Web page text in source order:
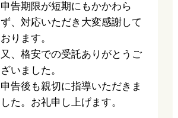
申告期限が短期にもかかわら
ず、対応いただき大変感謝して
おります。
又、格安での受託ありがとうご
ざいました。
申告後も親切に指導いただきま
した。お礼申し上げます。